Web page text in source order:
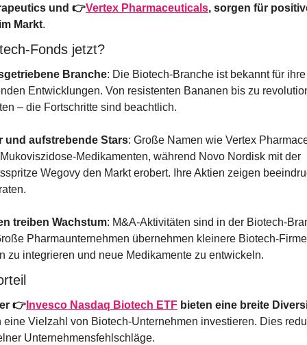
und 👉Vertex Pharmaceuticals, sorgen für
Markt.
Fonds jetzt?
Branche: Die Biotech-Branche ist bekannt für ihre
Entwicklungen. Von resistenten Bananen bis zu
– die Fortschritte sind beachtlich.
und aufstrebende Stars: Große Namen wie Vertex
Medikamenten, während Novo Nordisk mit der
Wegovy den Markt erobert. Ihre Aktien zeigen
treiben Wachstum: M&A-Aktivitäten sind in der Biotech-
Pharmaunternehmen übernehmen kleinere Biotech-
zu integrieren und neue Medikamente zu entwickeln.
👉 Invesco Nasdaq Biotech ETF bieten eine breite
eine Vielzahl von Biotech-Unternehmen investieren. Dies
Unternehmensfehlschläge.